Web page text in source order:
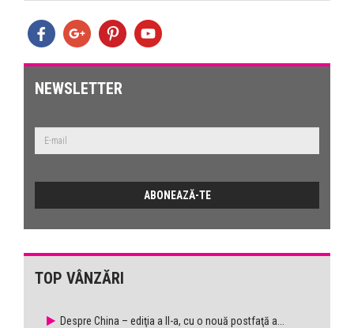
NEWSLETTER
TOP VÂNZĂRI
Despre China – ediţia a II-a, cu o nouă postfaţă a...